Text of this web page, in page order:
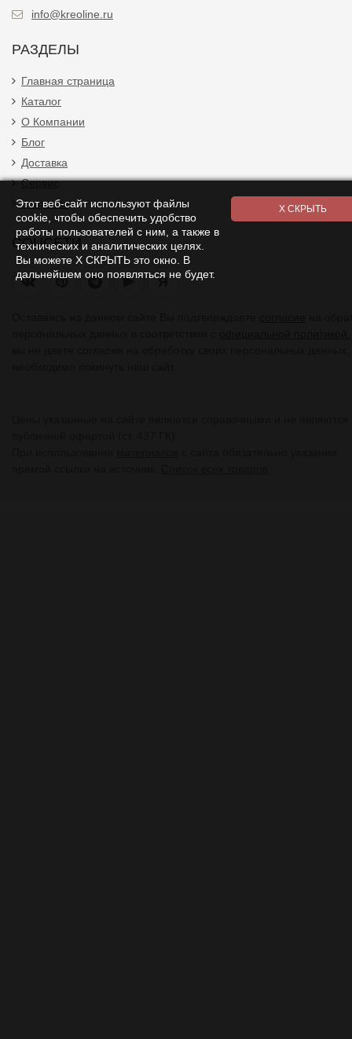
info@kreoline.ru
РАЗДЕЛЫ
Главная страница
Каталог
О Компании
Блог
Доставка
Сервис
Контакты
СОЦСЕТИ
Я
Этот веб-сайт используют файлы
cookie, чтобы обеспечить удобство
работы пользователей с ним, а также в
технических и аналитических целях.
Вы можете Х СКРЫТЬ это окно. В
дальнейшем оно появляться не будет.